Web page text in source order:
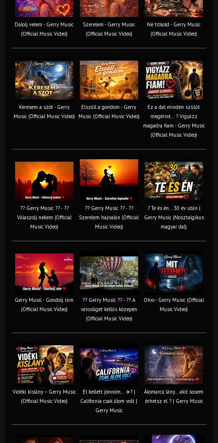
Dalolj velem - Gerry Music
(Official Music Video)
Szerelem - Gerry Music
(Official Music Video)
Ne titkold - Gerry Music
(Official Music Video)
Keresem a szót - Gerry
Music (Official Music Video)
Elszáll a gondom - Gerry
Music (Official Music Video)
Ez a dal minden szülőt
megérint… ? Vigyázz
magadra fiam - Gerry Music
(Official Music Video)
?? Gerry Music ?? - ??
Válaszolj nekem (Official
Music Video)
?? Gerry Music ?? - ??
Szerelem hajnalán (Official
Music Video)
? Te és én… 30 év után |
Gerry Music (Nosztalgikus
magyar dal)
Gerry Music - Gondolj rám
(Official Music Video)
?? Gerry Music ?? - ?? A
városliget kellős közepén
(Official Music Video)
Ohio - Gerry Music (Official
Music Video)
Vidéki kislány – Gerry Music
(Official Music Video)
El kellett jönnöm… ✈️? |
California csak álom volt |
Gerry Music
Álomarcú lány… akit sosem
érhetsz el ? | Gerry Music